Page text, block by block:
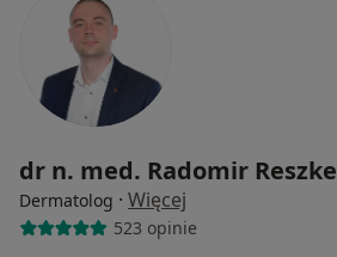
dr n. med. Radomir Reszke
Dermatolog · Więcej
523 opinie